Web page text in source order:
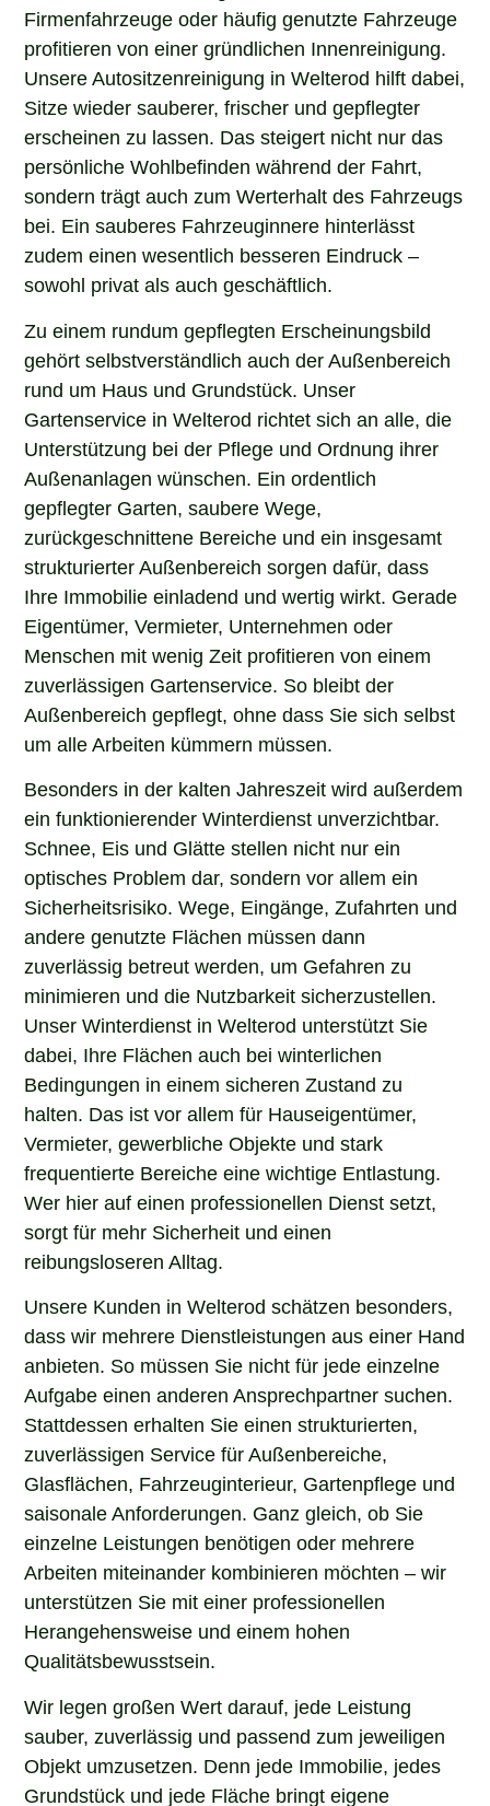
Firmenfahrzeuge oder häufig genutzte Fahrzeuge
profitieren von einer gründlichen Innenreinigung.
Unsere Autositzenreinigung in Welterod hilft dabei,
Sitze wieder sauberer, frischer und gepflegter
erscheinen zu lassen. Das steigert nicht nur das
persönliche Wohlbefinden während der Fahrt,
sondern trägt auch zum Werterhalt des Fahrzeugs
bei. Ein sauberes Fahrzeuginnere hinterlässt
zudem einen wesentlich besseren Eindruck –
sowohl privat als auch geschäftlich.
Zu einem rundum gepflegten Erscheinungsbild
gehört selbstverständlich auch der Außenbereich
rund um Haus und Grundstück. Unser
Gartenservice in Welterod richtet sich an alle, die
Unterstützung bei der Pflege und Ordnung ihrer
Außenanlagen wünschen. Ein ordentlich
gepflegter Garten, saubere Wege,
zurückgeschnittene Bereiche und ein insgesamt
strukturierter Außenbereich sorgen dafür, dass
Ihre Immobilie einladend und wertig wirkt. Gerade
Eigentümer, Vermieter, Unternehmen oder
Menschen mit wenig Zeit profitieren von einem
zuverlässigen Gartenservice. So bleibt der
Außenbereich gepflegt, ohne dass Sie sich selbst
um alle Arbeiten kümmern müssen.
Besonders in der kalten Jahreszeit wird außerdem
ein funktionierender Winterdienst unverzichtbar.
Schnee, Eis und Glätte stellen nicht nur ein
optisches Problem dar, sondern vor allem ein
Sicherheitsrisiko. Wege, Eingänge, Zufahrten und
andere genutzte Flächen müssen dann
zuverlässig betreut werden, um Gefahren zu
minimieren und die Nutzbarkeit sicherzustellen.
Unser Winterdienst in Welterod unterstützt Sie
dabei, Ihre Flächen auch bei winterlichen
Bedingungen in einem sicheren Zustand zu
halten. Das ist vor allem für Hauseigentümer,
Vermieter, gewerbliche Objekte und stark
frequentierte Bereiche eine wichtige Entlastung.
Wer hier auf einen professionellen Dienst setzt,
sorgt für mehr Sicherheit und einen
reibungsloseren Alltag.
Unsere Kunden in Welterod schätzen besonders,
dass wir mehrere Dienstleistungen aus einer Hand
anbieten. So müssen Sie nicht für jede einzelne
Aufgabe einen anderen Ansprechpartner suchen.
Stattdessen erhalten Sie einen strukturierten,
zuverlässigen Service für Außenbereiche,
Glasflächen, Fahrzeuginterieur, Gartenpflege und
saisonale Anforderungen. Ganz gleich, ob Sie
einzelne Leistungen benötigen oder mehrere
Arbeiten miteinander kombinieren möchten – wir
unterstützen Sie mit einer professionellen
Herangehensweise und einem hohen
Qualitätsbewusstsein.
Wir legen großen Wert darauf, jede Leistung
sauber, zuverlässig und passend zum jeweiligen
Objekt umzusetzen. Denn jede Immobilie, jedes
Grundstück und jede Fläche bringt eigene